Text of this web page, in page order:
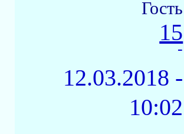
Гость
15
-
12.03.2018 -
10:02